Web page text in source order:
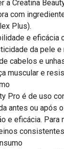
a Creatina
com
Plus).
e eficácia
da pele
cabelos e
muscular e
Pro é de uso
antes ou após
e eficácia.